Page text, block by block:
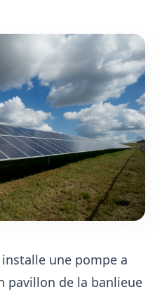
une pompe a
pavillon de la banlieue